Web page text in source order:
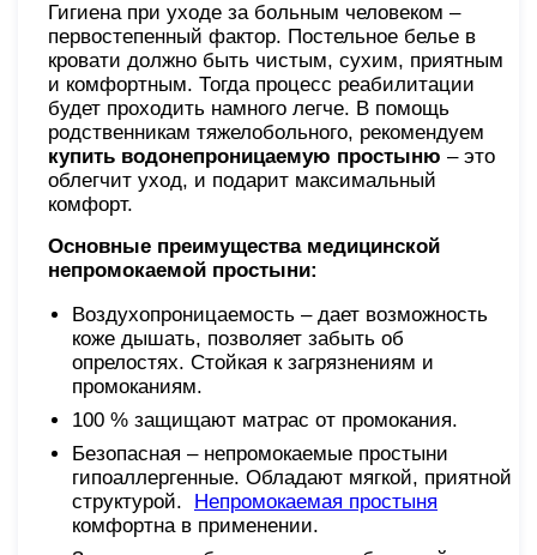
Гигиена при уходе за больным человеком –
первостепенный фактор. Постельное белье в
кровати должно быть чистым, сухим, приятным
и комфортным. Тогда процесс реабилитации
будет проходить намного легче. В помощь
родственникам тяжелобольного, рекомендуем
купить водонепроницаемую простыню – это
облегчит уход, и подарит максимальный
комфорт.
Основные преимущества медицинской
непромокаемой простыни:
Воздухопроницаемость – дает возможность
коже дышать, позволяет забыть об
опрелостях. Стойкая к загрязнениям и
промоканиям.
100 % защищают матрас от промокания.
Безопасная – непромокаемые простыни
гипоаллергенные. Обладают мягкой, приятной
структурой.
Непромокаемая простыня
комфортна в применении.